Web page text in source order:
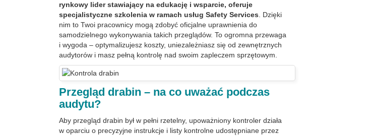
rynkowy lider stawiający na edukację i wsparcie, oferuje
specjalistyczne szkolenia w ramach usług Safety Services . Dzięki
nim to Twoi pracownicy mogą zdobyć oficjalne uprawnienia do
samodzielnego wykonywania takich przeglądów. To ogromna przewaga
i wygoda – optymalizujesz koszty, uniezależniasz się od zewnętrznych
audytorów i masz pełną kontrolę nad swoim zapleczem sprzętowym.
Przegląd drabin – na co uważać podczas
audytu?
Aby przegląd drabin był w pełni rzetelny, upoważniony kontroler działa
w oparciu o precyzyjne instrukcje i listy kontrolne udostępniane przez